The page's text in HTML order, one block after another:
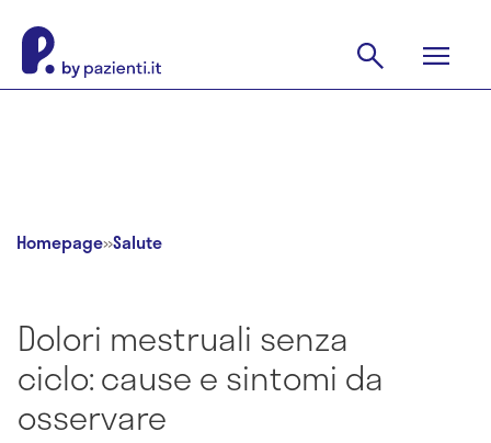
Homepage»Salute
Dolori mestruali senza
ciclo: cause e sintomi da
osservare